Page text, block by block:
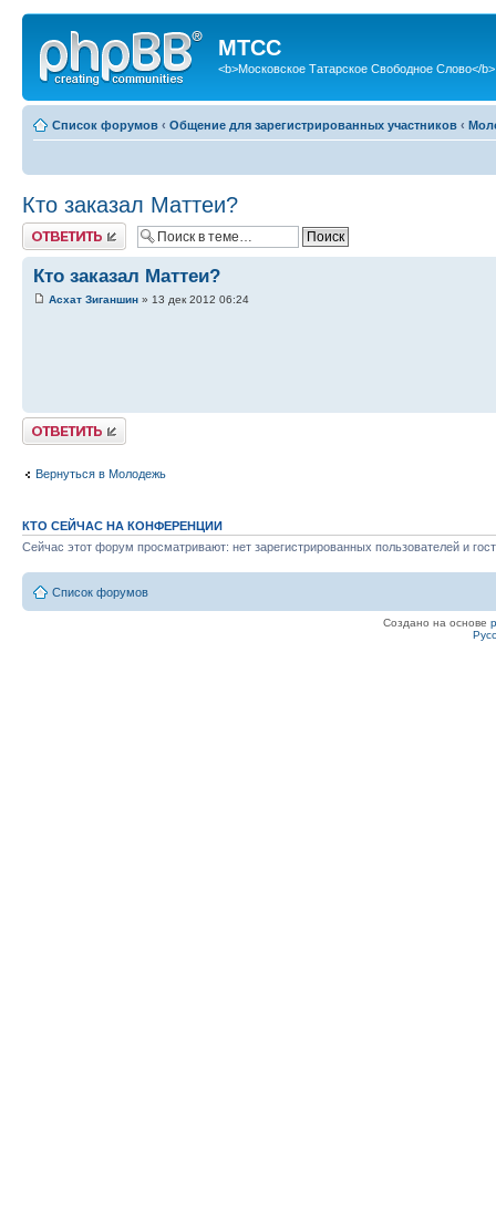
МТСС
<b>Московское Татарское Свободное Слово</b>
Список форумов ‹ Общение для зарегистрированных участников ‹
Кто заказал Маттеи?
Ответить
Кто заказал Маттеи?
Асхат Зиганшин » 13 дек 2012 06:24
Ответить
Вернуться в Молодежь
КТО СЕЙЧАС НА КОНФЕРЕНЦИИ
Сейчас этот форум просматривают: нет зарегистрированных пользователей и
Список форумов
Создано на основе